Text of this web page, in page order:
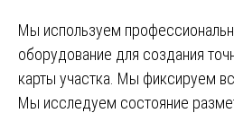
Мы используем
оборудование для создания
карты участка. Мы фиксируем
Мы исследуем состояние